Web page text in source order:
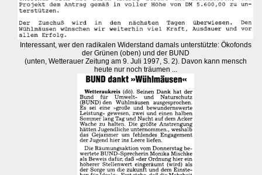
Interessant, wer den radikalen Widerstand damals unterstützte: Ökofonds
der Grünen (oben) und der BUND
(unten, Wetterauer Zeitung am 9. Juli 1997, S. 2). Davon kann mensch
heute nur noch träumen ...